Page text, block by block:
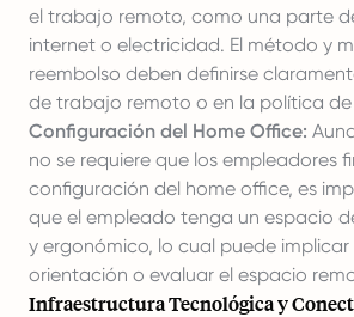
el trabajo remoto, como una parte
internet o electricidad. El método y
reembolso deben definirse
de trabajo remoto o en la política de
Configuración del Home Office:
no se requiere que los empleadores
configuración del home office, es
que el empleado tenga un espacio
y ergonómico, lo cual puede
orientación o evaluar el espacio
Infraestructura Tecnológica y